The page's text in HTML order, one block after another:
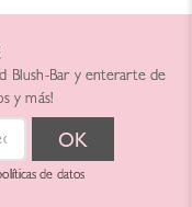
Blush-Bar y enterarte de
y más!
de datos